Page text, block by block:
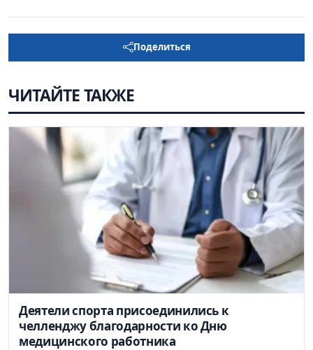
Поделиться
ЧИТАЙТЕ ТАКЖЕ
Деятели спорта присоединились к
челленджу благодарности ко Дню
медицинского работника